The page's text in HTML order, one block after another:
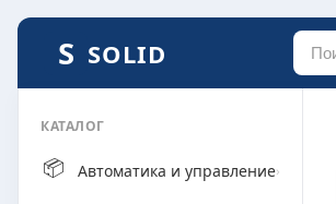
SOLID
КАТАЛОГ
📦 Автоматика и управление›